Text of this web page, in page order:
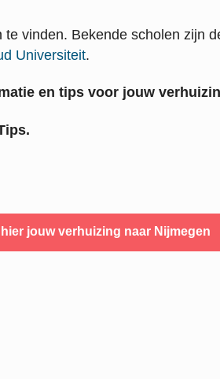
vinden. Bekende scholen zijn
Universiteit.
en tips voor jouw
hier jouw verhuizing naar Nijmegen